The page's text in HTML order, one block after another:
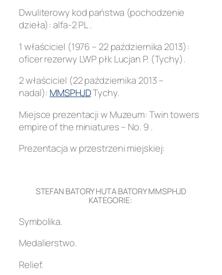
Dwuliterowy kod państwa (pochodzenie
dzieła): alfa-2 PL .
1 właściciel (1976 – 22 października 2013):
oficer rezerwy LWP płk Lucjan P. (Tychy).
2 właściciel (22 października 2013 –
nadal): MMSPHJDTychy.
Miejsce prezentacji w Muzeum: Twin towers
empire of the miniatures – No. 9 .
Prezentacja w przestrzeni miejskiej:
STEFAN BATORY HUTA BATORY MMSPHJD
KATEGORIE:
Symbolika.
Medalierstwo.
Relief.